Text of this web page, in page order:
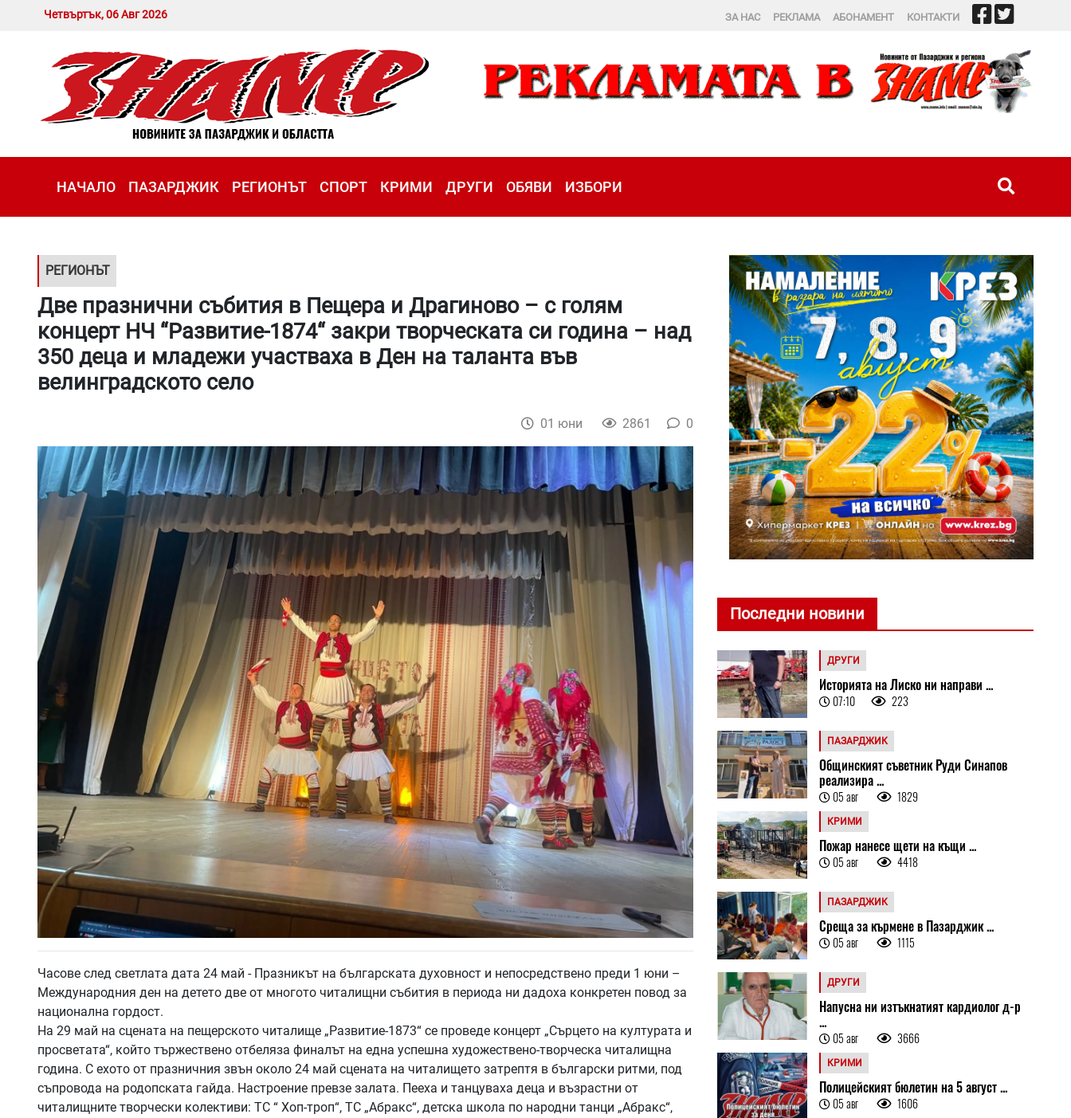
Четвъртък, 06 Авг 2026 ЗА НАС РЕКЛАМА АБОНАМЕНТ КОНТАКТИ
НАЧАЛО ПАЗАРДЖИК РЕГИОНЪТ СПОРТ КРИМИ ДРУГИ ОБЯВИ ИЗБОРИ
РЕГИОНЪТ
Две празнични събития в Пещера и Драгиново – с голям
концерт НЧ “Развитие-1874“ закри творческата си година – над
350 деца и младежи участваха в Ден на таланта във
велинградското село
01 юни 2861 0
Часове след светлата дата 24 май - Празникът на българската духовност и непосредствено преди 1 юни –
Международния ден на детето две от многото читалищни събития в периода ни дадоха конкретен повод за
национална гордост.
На 29 май на сцената на пещерското читалище „Развитие-1873“ се проведе концерт „Сърцето на културата и
просветата“, който тържествено отбеляза финалът на една успешна художествено-творческа читалищна
година. С ехото от празничния звън около 24 май сцената на читалището затрептя в български ритми, под
съпровода на родопската гайда. Настроение превзе залата. Пееха и танцуваха деца и възрастни от
читалищните творчески колективи: ТС “ Хоп-троп“, ТС „Абракс“, детска школа по народни танци „Абракс“,
Последни новини
ДРУГИ
Историята на Лиско ни направи ...
07:10 223
ПАЗАРДЖИК
Общинският съветник Руди Синапов
реализира ...
05 авг 1829
КРИМИ
Пожар нанесе щети на къщи ...
05 авг 4418
ПАЗАРДЖИК
Среща за кърмене в Пазарджик ...
05 авг 1115
ДРУГИ
Напусна ни изтъкнатият кардиолог д-р
...
05 авг 3666
КРИМИ
Полицейският бюлетин на 5 август ...
05 авг 1606